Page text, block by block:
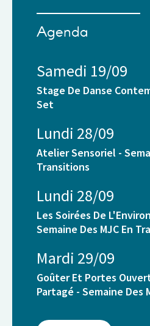
Agenda
Samedi 19/09
Stage De Danse
Set
Lundi 28/09
Atelier Sensoriel -
Transitions
Lundi 28/09
Les Soirées De
Semaine Des MJC En
Mardi 29/09
Goûter Et Portes
Partagé - Semaine Des